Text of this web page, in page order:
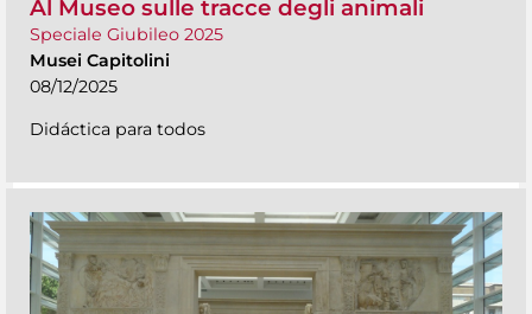
Al Museo sulle tracce degli animali
Speciale Giubileo 2025
Musei Capitolini
08/12/2025
Didáctica para todos